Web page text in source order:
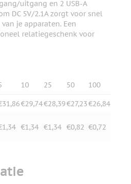
uitgang en 2 USB-A
DC 5V/2.1A zorgt voor snel
je apparaten. Een
relatiegeschenk voor
10 25 50 100
€29,74€28,39€27,23€26,84
€1,34 €1,34 €0,82 €0,72